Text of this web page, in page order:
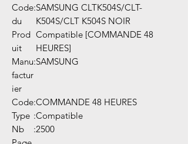
Code
du
Prod
uit
:SAMSUNG CLTK504S/CLT-
K504S/CLT K504S NOIR
Compatible [COMMANDE 48
HEURES]
Manu
factur
ier
:SAMSUNG
Code:COMMANDE 48 HEURES
Type :Compatible
Nb
:2500